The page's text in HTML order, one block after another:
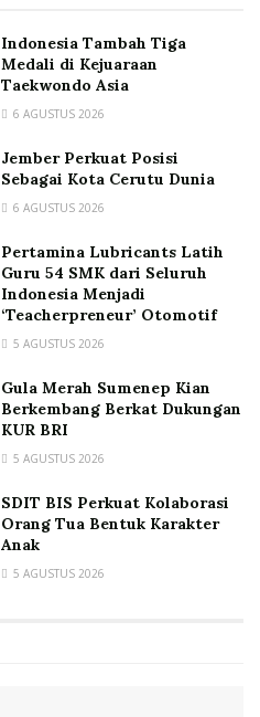
Indonesia Tambah Tiga
Medali di Kejuaraan
Taekwondo Asia
6 AGUSTUS 2026
Jember Perkuat Posisi
Sebagai Kota Cerutu Dunia
6 AGUSTUS 2026
Pertamina Lubricants Latih
Guru 54 SMK dari Seluruh
Indonesia Menjadi
‘Teacherpreneur’ Otomotif
5 AGUSTUS 2026
Gula Merah Sumenep Kian
Berkembang Berkat Dukungan
KUR BRI
5 AGUSTUS 2026
SDIT BIS Perkuat Kolaborasi
Orang Tua Bentuk Karakter
Anak
5 AGUSTUS 2026